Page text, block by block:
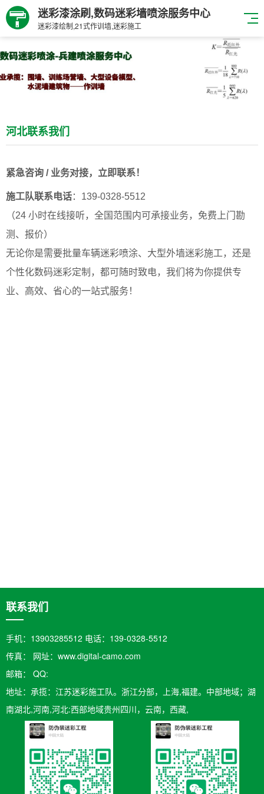
迷彩漆涂刷,数码迷彩墙喷涂服务中心
迷彩漆绘制,21式作训墙,迷彩施工
河北联系我们
紧急咨询 / 业务对接，立即联系！
施工队联系电话：139-0328-5512
（24 小时在线接听，全国范围内可承接业务，免费上门勘
测、报价）
无论你是需要批量车辆迷彩喷涂、大型外墙迷彩施工，还是
个性化数码迷彩定制，都可随时致电，我们将为你提供专
业、高效、省心的一站式服务！
联系我们
手机：13903285512 电话：139-0328-5512
传真： 网址：www.digital-camo.com
邮箱：​ QQ:
地址：承揽：江苏迷彩施工队。浙江分部，上海,福建。中部地域；湖
南湖北,河南,河北:西部地域贵州四川，云南，西藏,